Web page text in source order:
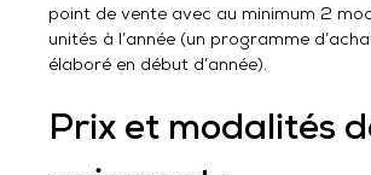
point de vente avec au minimum 2
unités à l’année (un programme
élaboré en début d’année).
Prix et modalités